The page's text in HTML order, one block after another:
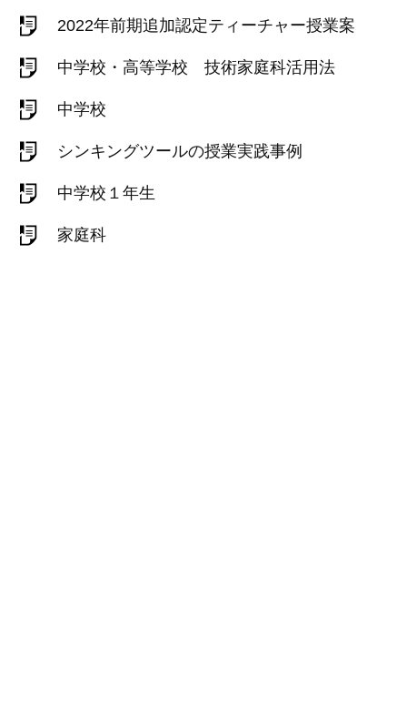
2022年前期追加認定ティーチャー授業案
中学校・高等学校 技術家庭科活用法
中学校
シンキングツールの授業実践事例
中学校１年生
家庭科